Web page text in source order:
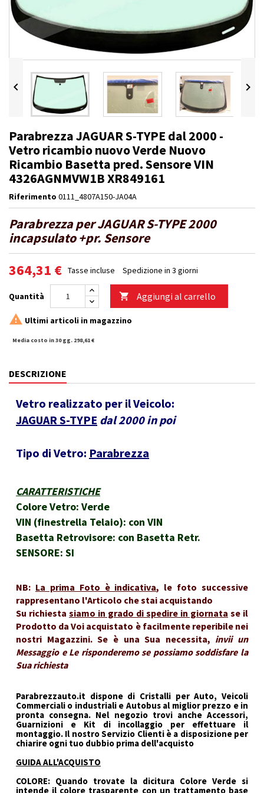
 
Parabrezza JAGUAR S-TYPE dal 2000 -
Vetro ricambio nuovo Verde Nuovo
Ricambio Basetta pred. Sensore VIN
4326AGNMVW1B XR849161
Riferimento 0111_4807A150-JA04A
Parabrezza per JAGUAR S-TYPE 2000
incapsulato +pr. Sensore
364,31 € Tasse incluse Spedizione in 3 giorni
Quantità  Aggiungi al carrello
 Ultimi articoli in magazzino
Media costo in 30 gg. 298,61 €
DESCRIZIONE
Vetro realizzato per il Veicolo:
JAGUAR S-TYPE dal 2000 in poi
Tipo di Vetro: Parabrezza
CARATTERISTICHE
Colore Vetro: Verde
VIN (finestrella Telaio): con VIN
Basetta Retrovisore: con Basetta Retr.
SENSORE: SI
NB: La prima Foto è indicativa, le foto successive
rappresentano l'Articolo che stai acquistando
Su richiesta siamo in grado di spedire in giornata se il
Prodotto da Voi acquistato è facilmente reperibile nei
nostri Magazzini. Se è una Sua necessita, invii un
Messaggio e Le risponderemo se possiamo soddisfare la
Sua richiesta
Parabrezzauto.it dispone di Cristalli per Auto, Veicoli
Commerciali o industriali e Autobus al miglior prezzo e in
pronta consegna. Nel negozio trovi anche Accessori,
Guarnizioni e Kit di incollaggio per effettuare il
montaggio. Il nostro Servizio Clienti è a disposizione per
chiarire ogni tuo dubbio prima dell'acquisto
GUIDA ALL'ACQUISTO
COLORE: Quando trovate la dicitura Colore Verde si
intende il colore trasparente con un trattamento base